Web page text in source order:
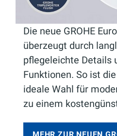
Die neue GROHE
überzeugt durch
pflegeleichte Details
Funktionen. So ist
ideale Wahl für
zu einem